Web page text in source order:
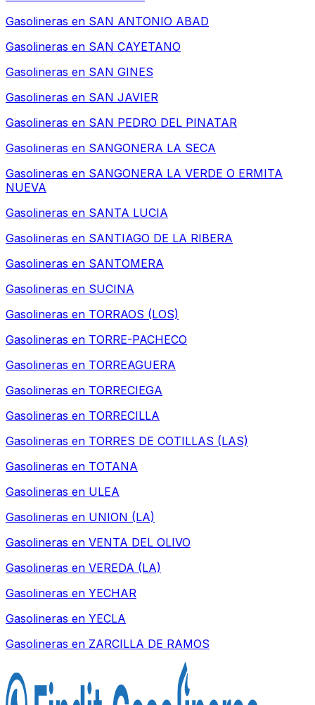
Gasolineras en SAN ANTONIO ABAD
Gasolineras en SAN CAYETANO
Gasolineras en SAN GINES
Gasolineras en SAN JAVIER
Gasolineras en SAN PEDRO DEL PINATAR
Gasolineras en SANGONERA LA SECA
Gasolineras en SANGONERA LA VERDE O ERMITA
NUEVA
Gasolineras en SANTA LUCIA
Gasolineras en SANTIAGO DE LA RIBERA
Gasolineras en SANTOMERA
Gasolineras en SUCINA
Gasolineras en TORRAOS (LOS)
Gasolineras en TORRE-PACHECO
Gasolineras en TORREAGUERA
Gasolineras en TORRECIEGA
Gasolineras en TORRECILLA
Gasolineras en TORRES DE COTILLAS (LAS)
Gasolineras en TOTANA
Gasolineras en ULEA
Gasolineras en UNION (LA)
Gasolineras en VENTA DEL OLIVO
Gasolineras en VEREDA (LA)
Gasolineras en YECHAR
Gasolineras en YECLA
Gasolineras en ZARCILLA DE RAMOS